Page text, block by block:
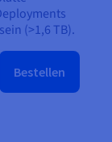
(>1,6 TB).
Bestellen